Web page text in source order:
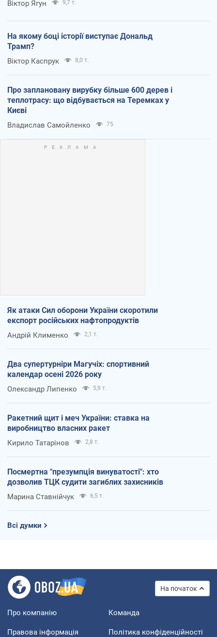
Віктор Ягун 9,7 т.
На якому боці історії виступає Дональд
Трамп?
Віктор Каспрук 8,0 т.
Про заплановану вирубку більше 600 дерев і
теплотрасу: що відбувається на Теремках у
Києві
Владислав Самойленко 75
Як атаки Сил оборони України скоротили
експорт російських нафтопродуктів
Андрій Клименко 2,1 т.
Два супертурніри Магучіх: спортивний
календар осені 2026 року
Олександр Липенко 5,9 т.
Ракетний щит і меч України: ставка на
виробництво власних ракет
Кирило Татарінов 2,8 т.
Посмертна "презумпція винуватості": хто
дозволив ТЦК судити загиблих захисників
Марина Ставнійчук 6,5 т.
Всі думки
На початок
Про компанію Команда
Правова інформація Політика конфіденційності